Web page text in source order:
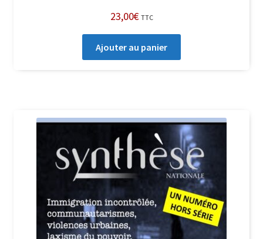
23,00€ TTC
Ajouter au panier